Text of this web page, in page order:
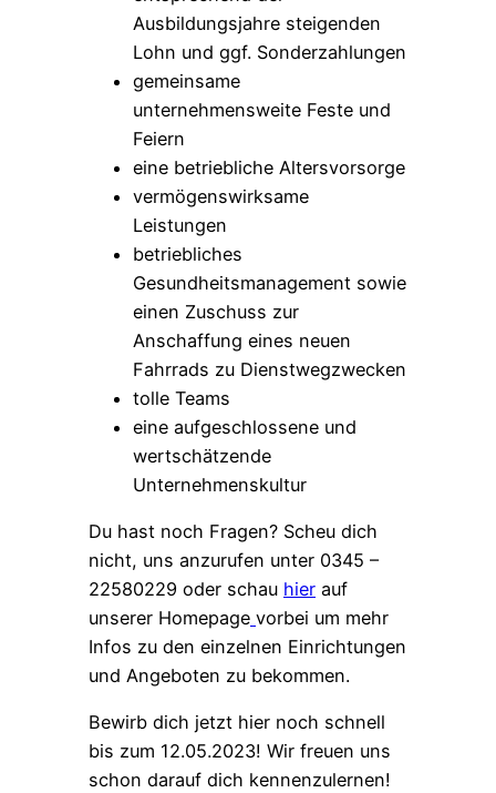
Ausbildungsjahre steigenden
Lohn und ggf. Sonderzahlungen
gemeinsame
unternehmensweite Feste und
Feiern
eine betriebliche Altersvorsorge
vermögenswirksame
Leistungen
betriebliches
Gesundheitsmanagement sowie
einen Zuschuss zur
Anschaffung eines neuen
Fahrrads zu Dienstwegzwecken
tolle Teams
eine aufgeschlossene und
wertschätzende
Unternehmenskultur
Du hast noch Fragen? Scheu dich
nicht, uns anzurufen unter 0345 –
22580229 oder schau hier auf
unserer Homepage vorbei um mehr
Infos zu den einzelnen Einrichtungen
und Angeboten zu bekommen.
Bewirb dich jetzt hier noch schnell
bis zum 12.05.2023! Wir freuen uns
schon darauf dich kennenzulernen!